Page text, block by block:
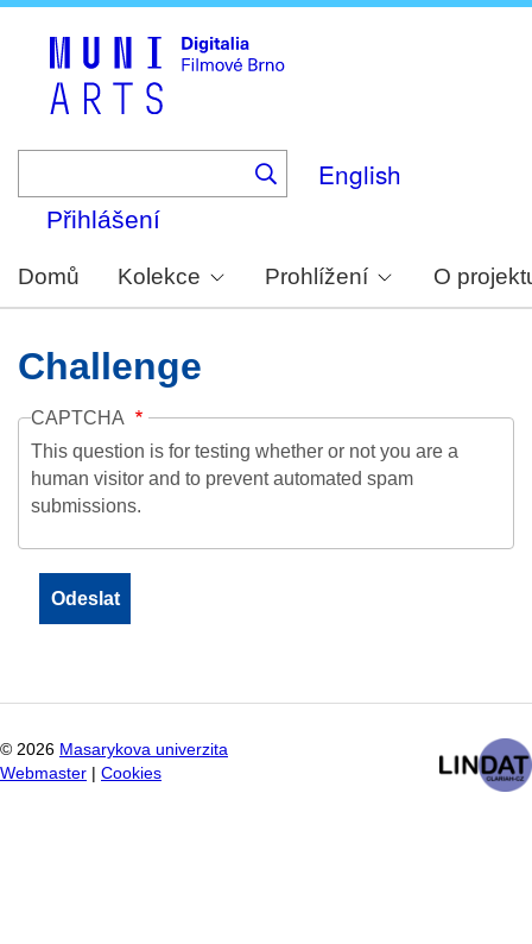
English
Přihlášení
Domů Kolekce Prohlížení O
Challenge
CAPTCHA
This question is for testing whether or not you are a
human visitor and to prevent automated spam
submissions.
© 2026 Masarykova univerzita
Webmaster
Cookies